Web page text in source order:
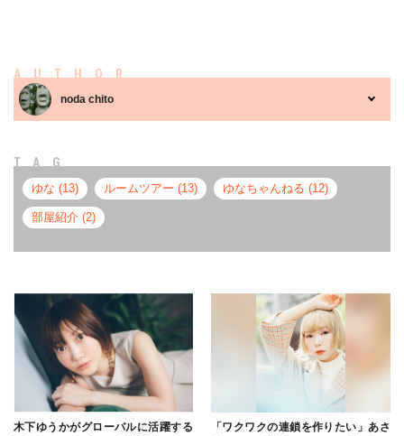
AUTHOR
noda chito
TAG
ゆな (13) ルームツアー (13) ゆなちゃんねる (12)
部屋紹介 (2)
木下ゆうかがグローバルに活躍する
「ワクワクの連鎖を作りたい」あさ